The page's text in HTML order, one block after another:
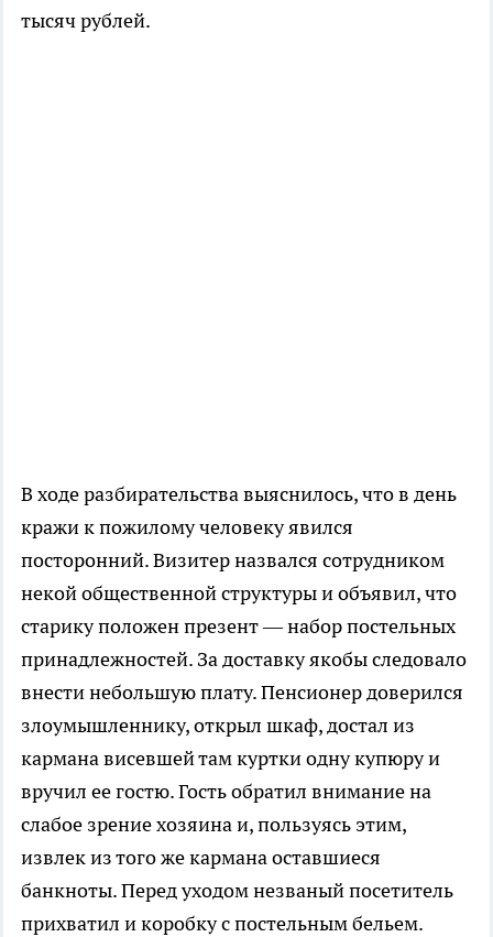
тысяч рублей.
В ходе разбирательства выяснилось, что в день
кражи к пожилому человеку явился
посторонний. Визитер назвался сотрудником
некой общественной структуры и объявил, что
старику положен презент — набор постельных
принадлежностей. За доставку якобы следовало
внести небольшую плату. Пенсионер доверился
злоумышленнику, открыл шкаф, достал из
кармана висевшей там куртки одну купюру и
вручил ее гостю. Гость обратил внимание на
слабое зрение хозяина и, пользуясь этим,
извлек из того же кармана оставшиеся
банкноты. Перед уходом незваный посетитель
прихватил и коробку с постельным бельем.